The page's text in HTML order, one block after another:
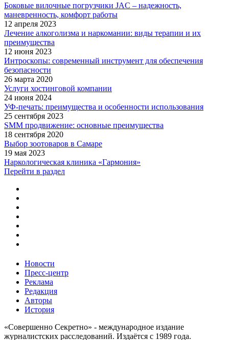
Боковые вилочные погрузчики JAC – надежность,
маневренность, комфорт работы
12 апреля 2023
Лечение алкоголизма и наркомании: виды терапии и их
преимущества
12 июня 2023
Интроскопы: современный инструмент для обеспечения
безопасности
26 марта 2020
Услуги хостинговой компании
24 июня 2024
УФ-печать: преимущества и особенности использования
25 сентября 2023
SMM продвижение: основные преимущества
18 сентября 2020
Выбор зоотоваров в Самаре
19 мая 2023
Наркологическая клиника «Гармония»
Перейти в раздел
Новости
Пресс-центр
Реклама
Редакция
Авторы
История
«Совершенно Секретно» - международное издание
журналистских расследований. Издаётся с 1989 года.